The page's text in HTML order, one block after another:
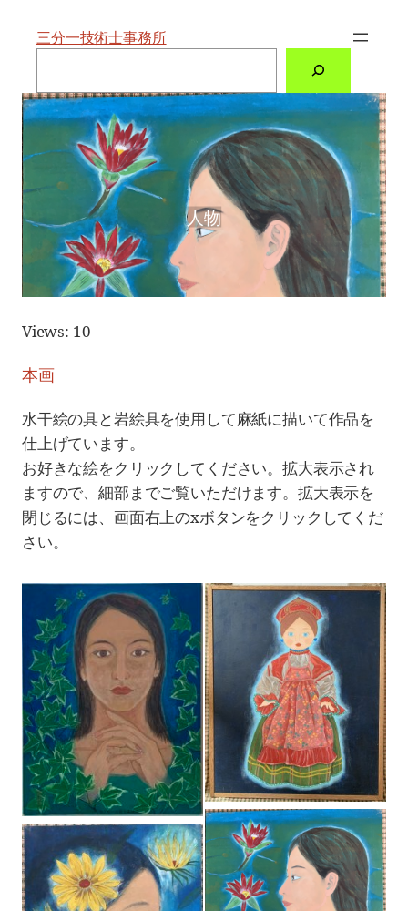
三分一技術士事務所
検
人物
Views: 10
本画
水干絵の具と岩絵具を使用して麻紙に描いて作品を
仕上げています。
お好きな絵をクリックしてください。拡大表示され
ますので、細部までご覧いただけます。拡大表示を
閉じるには、画面右上のxボタンをクリックしてくだ
さい。